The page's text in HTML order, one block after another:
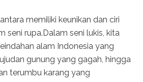
memiliki keunikan dan ciri
seni rupa.Dalam seni lukis, kita
alam Indonesia yang
gunung yang gagah, hingga
terumbu karang yang